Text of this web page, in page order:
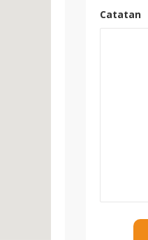
Catatan